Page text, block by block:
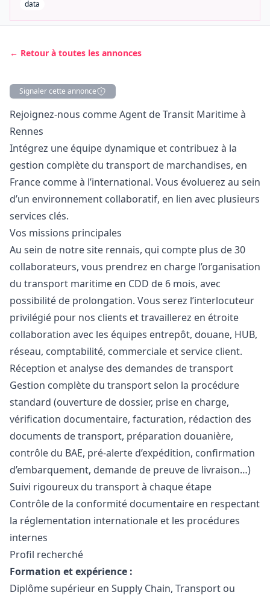
data
← Retour à toutes les annonces
Signaler cette annonce
Description
Rejoignez-nous comme Agent de Transit Maritime à
Rennes
Intégrez une équipe dynamique et contribuez à la
gestion complète du transport de marchandises, en
France comme à l’international. Vous évoluerez au sein
d’un environnement collaboratif, en lien avec plusieurs
services clés.
Vos missions principales
Au sein de notre site rennais, qui compte plus de 30
collaborateurs, vous prendrez en charge l’organisation
du transport maritime en CDD de 6 mois, avec
possibilité de prolongation. Vous serez l’interlocuteur
privilégié pour nos clients et travaillerez en étroite
collaboration avec les équipes entrepôt, douane, HUB,
réseau, comptabilité, commerciale et service client.
Réception et analyse des demandes de transport
Gestion complète du transport selon la procédure
standard (ouverture de dossier, prise en charge,
vérification documentaire, facturation, rédaction des
documents de transport, préparation douanière,
contrôle du BAE, pré-alerte d’expédition, confirmation
d’embarquement, demande de preuve de livraison…)
Suivi rigoureux du transport à chaque étape
Contrôle de la conformité documentaire en respectant
la réglementation internationale et les procédures
internes
Profil recherché
Formation et expérience :
Diplôme supérieur en Supply Chain, Transport ou